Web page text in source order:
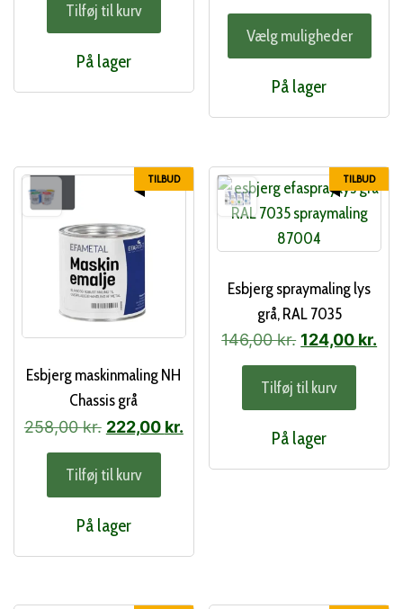
pris
var:
225,00 kr..
195,00 kr..
Tilføj til kurv
På lager
Vælg muligheder
kan
På lager
TILBUD
Esbjerg maskinmaling NH
Chassis grå
258,00kr. Den
oprindelige
pris
var:
258,00 kr..
222,00 kr.Den
Tilføj til kurv
På lager
TILBUD
Esbjerg spraymaling lys
grå, RAL 7035
146,00kr. Den
oprindelige
pris
var:
146,00 kr..
124,00 kr.
Tilføj til kurv
På lager